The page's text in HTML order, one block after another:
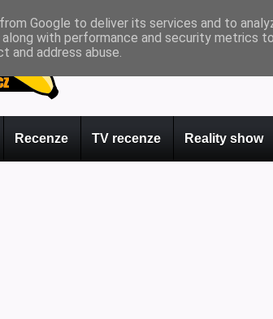
Recenze TV recenze Reality show
Google to deliver its services and to
with performance and security metrics
and address abuse.